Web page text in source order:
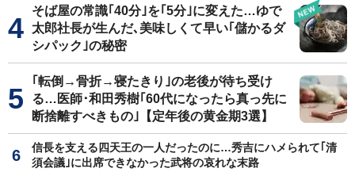
そば屋の常識｢40分｣を｢5分｣に変えた…ゆで
太郎社長が生んだ､美味しくて早い｢儲かるダ
シパック｣の秘密
｢転倒→骨折→寝たきり｣の老後が待ち受け
る…医師･和田秀樹｢60代になったら真っ先に
断捨離すべきもの｣【定年後の黄金期3選】
信長を支える四天王の一人だったのに…秀吉にハメられて｢清
須会議｣に出席できなかった武将の哀れな末路